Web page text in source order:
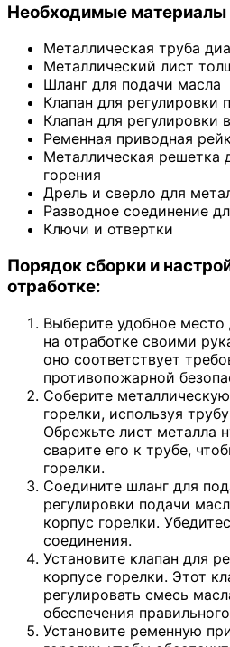
Необходимые материалы
Металлическая труба
Металлический лист
Шланг для подачи масла
Клапан для регулировки
Клапан для регулировки
Ременная приводная
Металлическая решетка
горения
Дрель и сверло для
Разводное соединение
Ключи и отвертки
Порядок сборки и
отработке:
Выберите удобное место
на отработке своими
оно соответствует
противопожарной
Соберите
горелки, используя
Обрежьте лист металла
сварите его к трубе,
горелки.
Соедините шланг для
регулировки подачи
корпус горелки.
соединения.
Установите клапан для
корпусе горелки. Этот
регулировать смесь
обеспечения
Установите ременную